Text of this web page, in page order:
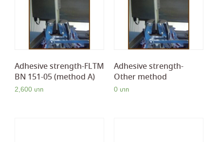
Adhesive strength-FLTM
BN 151-05 (method A)
2,600
Adhesive strength-
Other method
0